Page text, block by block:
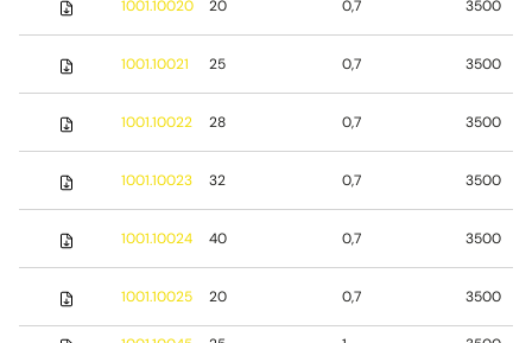
1001.10020 20 0,7 3500
1001.10021 25 0,7 3500
1001.10022 28 0,7 3500
1001.10023 32 0,7 3500
1001.10024 40 0,7 3500
1001.10025 20 0,7 3500